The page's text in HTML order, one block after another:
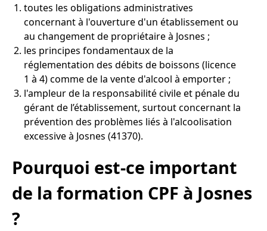
toutes les obligations administratives
concernant à l'ouverture d'un établissement ou
au changement de propriétaire à Josnes ;
les principes fondamentaux de la
réglementation des débits de boissons (licence
1 à 4) comme de la vente d'alcool à emporter ;
l'ampleur de la responsabilité civile et pénale du
gérant de l’établissement, surtout concernant la
prévention des problèmes liés à l'alcoolisation
excessive à Josnes (41370).
Pourquoi est-ce important
de la formation CPF à Josnes
?